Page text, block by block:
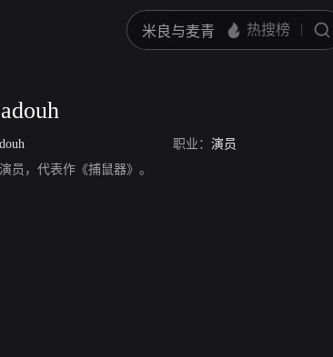
职业： 演员
员，代表作《捕鼠器》。